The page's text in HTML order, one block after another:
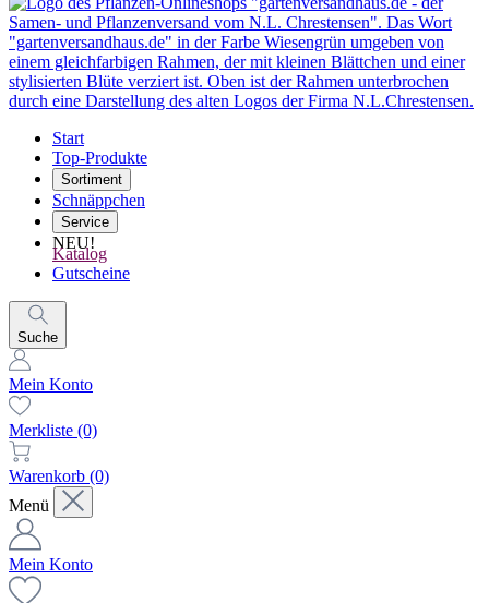
Start
Top-Produkte
Sortiment
Schnäppchen
Service
NEU!
Katalog
Gutscheine
Suche
Mein Konto
Merkliste (0)
Warenkorb (0)
Menü
Mein Konto